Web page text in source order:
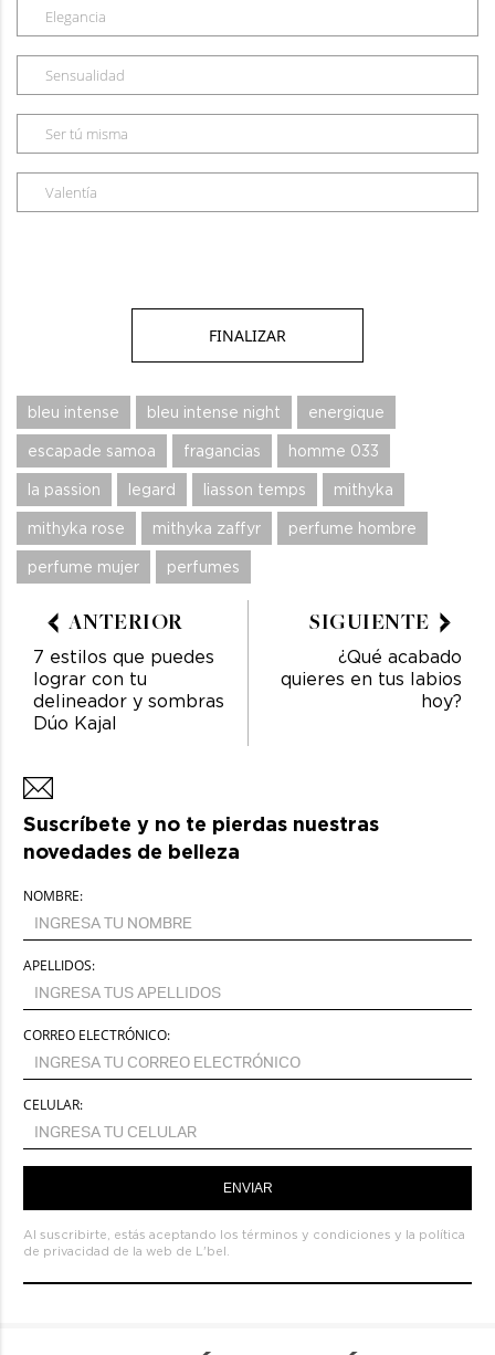
Elegancia
Sensualidad
Ser tú misma
Valentía
bleu intense bleu intense night energique
escapade samoa fragancias homme 033
la passion legard liasson temps mithyka
mithyka rose mithyka zaffyr perfume hombre
perfume mujer perfumes
ANTERIOR
7 estilos que puedes
lograr con tu
delineador y sombras
Dúo Kajal
SIGUIENTE
¿Qué acabado
quieres en tus labios
hoy?
Suscríbete y no te pierdas nuestras
novedades de belleza
NOMBRE:
APELLIDOS:
CORREO ELECTRÓNICO:
CELULAR:
ENVIAR
Al suscribirte, estás aceptando los términos y condiciones y la política
de privacidad de la web de L'bel.